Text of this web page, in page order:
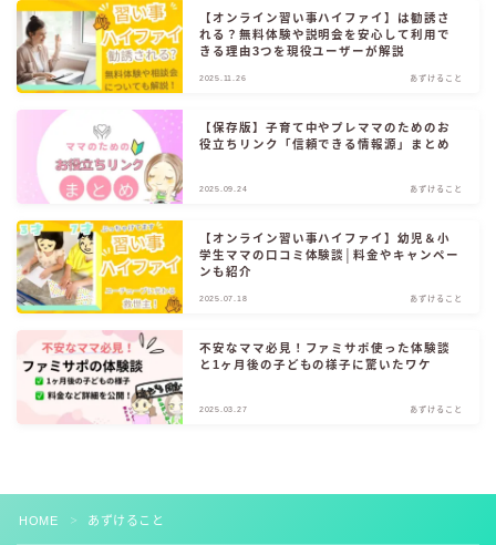
人気記事・新着
お役立ちリンク集
【オンライン習い事ハイファイ】は勧誘さ
れる？無料体験や説明会を安心して利用で
きる理由3つを現役ユーザーが解説
2025.11.26 あずけること
【保存版】子育て中やプレママのためのお
役立ちリンク「信頼できる情報源」まとめ
2025.09.24 あずけること
【オンライン習い事ハイファイ】幼児＆小
学生ママの口コミ体験談│料金やキャンペー
ンも紹介
2025.07.18 あずけること
不安なママ必見！ファミサポ使った体験談
と1ヶ月後の子どもの様子に驚いたワケ
2025.03.27 あずけること
HOME ＞ あずけること